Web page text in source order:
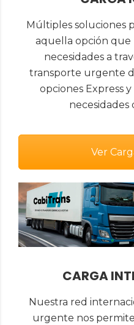
Múltiples soluciones
aquella opción que
necesidades a
transporte urgente
opciones Express
necesidades
Ver
CARGA
Nuestra red
urgente nos